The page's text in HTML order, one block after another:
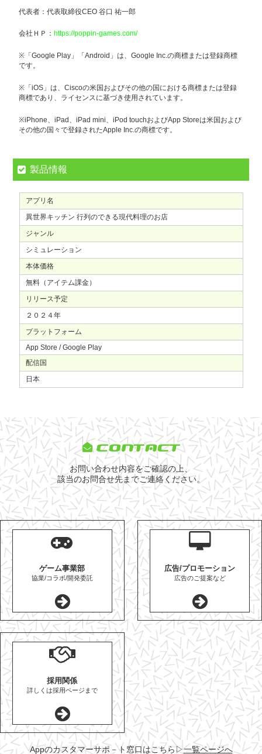
代表者：代表取締役CEO 谷口 祐一郎
会社ＨＰ：https://poppin-games.com/
※「Google Play」「Android」は、Google Inc.の商標または登録商標
です。
※「iOS」は、Ciscoの米国およびその他の国における商標または登録
商標であり、ライセンスに基づき使用されています。
※iPhone、iPad、iPad mini、iPod touchおよびApp Storeは米国および
その他の国々で登録されたApple Inc.の商標です。
製品情報
アプリ名
異世界キッチン 行列のできる現代料理のお店
ジャンル
シミュレーション
本体価格
無料（アイテム課金）
リリース予定
２０２４年
プラットフォーム
App Store / Google Play
配信国
日本
CONTACT
お問い合わせ内容をご確認の上、
該当のお問合せ先までご連絡ください。
ゲーム事業部
協業/コラボ/開発委託
広告/プロモーション
広告のご提案など
採用関係
詳しくは採用ページまで
Appのカスタマーサポ－ト窓口はこちら▷一覧ページへ